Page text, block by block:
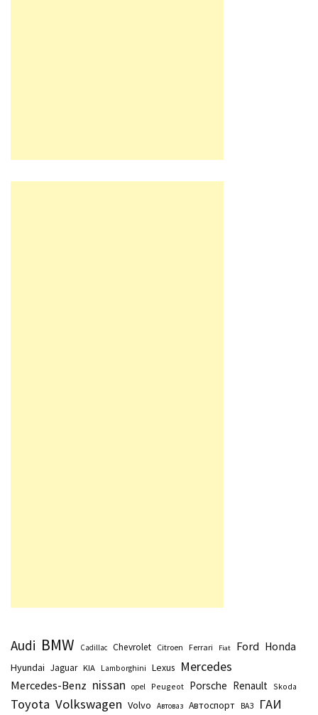
Audi BMW Cadillac Chevrolet Citroen Ferrari Fiat Ford Honda
Hyundai Jaguar KIA Lamborghini Lexus Mercedes
Mercedes-Benz nissan opel Peugeot Porsche Renault Skoda
Toyota Volkswagen Volvo Автоваз Автоспорт ВАЗ ГАИ